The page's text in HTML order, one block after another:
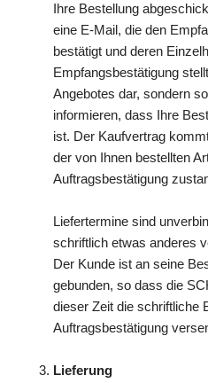
Ihre Bestellung
eine E-Mail, die den
bestätigt und deren
Empfangsbestätigung
Angebotes dar, sondern
informieren, dass Ihre
ist. Der Kaufvertrag
der von Ihnen bestellten
Auftragsbestätigung
Liefertermine sind
schriftlich etwas anderes
Der Kunde ist an seine
gebunden, so dass die
dieser Zeit die schriftliche
Auftragsbestätigung
Lieferung